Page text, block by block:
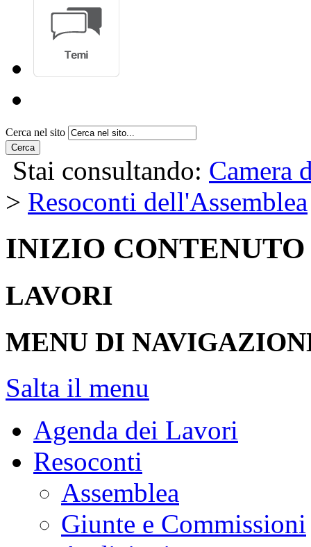
Cerca nel sito
Cerca
Stai consultando: Camera
> Resoconti dell'Assemblea
INIZIO CONTENUTO
LAVORI
MENU DI
Salta il menu
Agenda dei Lavori
Resoconti
Assemblea
Giunte e Commissioni